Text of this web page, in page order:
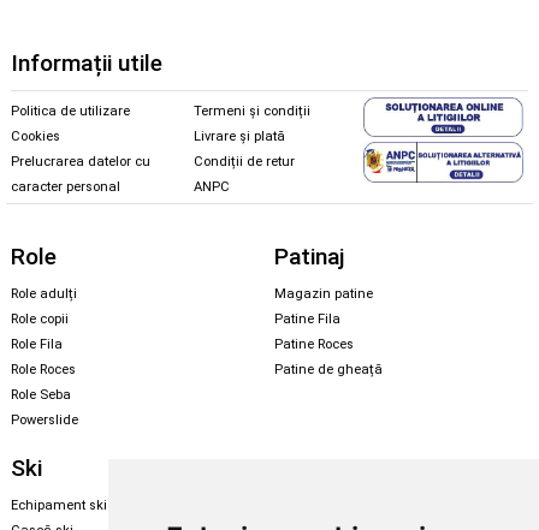
Informații utile
Politica de utilizare
Cookies
Prelucrarea datelor cu
caracter personal
Termeni și condiții
Livrare și plată
Condiții de retur
ANPC
Role
Role adulți
Role copii
Role Fila
Role Roces
Role Seba
Powerslide
Patinaj
Magazin patine
Patine Fila
Patine Roces
Patine de gheață
Ski
Echipament ski